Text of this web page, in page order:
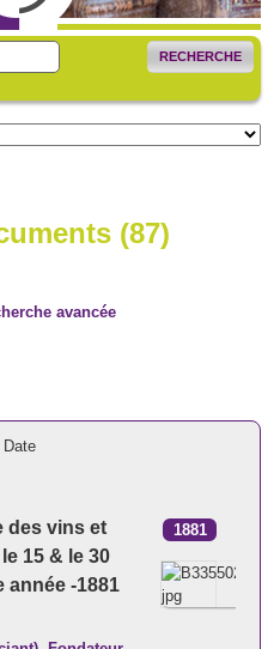
RECHERCHE
(87)
avancée
Date
des vins et
15 & le 30
année -1881
1881